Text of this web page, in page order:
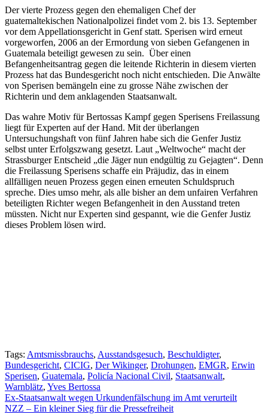
Der vierte Prozess gegen den ehemaligen Chef der
guatemaltekischen Nationalpolizei findet vom 2. bis 13. September
vor dem Appellationsgericht in Genf statt. Sperisen wird erneut
vorgeworfen, 2006 an der Ermordung von sieben Gefangenen in
Guatemala beteiligt gewesen zu sein. Über einen
Befangenheitsantrag gegen die leitende Richterin in diesem vierten
Prozess hat das Bundesgericht noch nicht entschieden. Die Anwälte
von Sperisen bemängeln eine zu grosse Nähe zwischen der
Richterin und dem anklagenden Staatsanwalt.
Das wahre Motiv für Bertossas Kampf gegen Sperisens Freilassung
liegt für Experten auf der Hand. Mit der überlangen
Untersuchungshaft von fünf Jahren habe sich die Genfer Justiz
selbst unter Erfolgszwang gesetzt. Laut „Weltwoche“ macht der
Strassburger Entscheid „die Jäger nun endgültig zu Gejagten“. Denn
die Freilassung Sperisens schaffe ein Präjudiz, das in einem
allfälligen neuen Prozess gegen einen erneuten Schuldspruch
spreche. Dies umso mehr, als alle bisher an dem unfairen Verfahren
beteiligten Richter wegen Befangenheit in den Ausstand treten
müssten. Nicht nur Experten sind gespannt, wie die Genfer Justiz
dieses Problem lösen wird.
Tags: Amtsmissbrauchs, Ausstandsgesuch, Beschuldigter,
Bundesgericht, CICIG, Der Wikinger, Drohungen, EMGR, Erwin
Sperisen, Guatemala, Policía Nacional Civil, Staatsanwalt,
Warnblätz, Yves Bertossa
Beitragsnavigation
Ex-Staatsanwalt wegen Urkundenfälschung im Amt verurteilt
NZZ – Ein kleiner Sieg für die Pressefreiheit